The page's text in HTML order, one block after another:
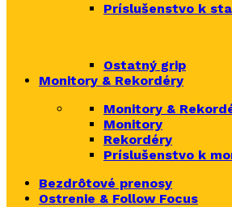
Príslušenstvo k
Ostatný grip
Monitory & Rekordéry
Monitory &
Monitory
Rekordéry
Príslušenstvo k
Bezdrôtové prenosy
Ostrenie & Follow Focus